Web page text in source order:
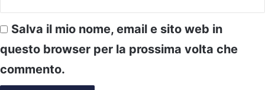
Salva il mio nome, email e sito web in
questo browser per la prossima volta che
commento.